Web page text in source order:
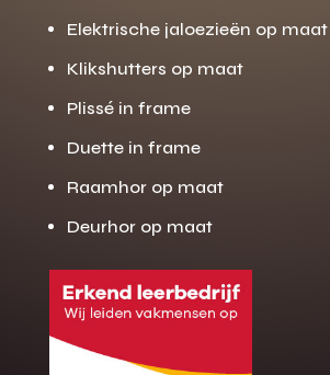
Gratis offerte
Elektrische jaloezieën op maat
Klikshutters op maat
Plissé in frame
Duette in frame
Raamhor op maat
Deurhor op maat